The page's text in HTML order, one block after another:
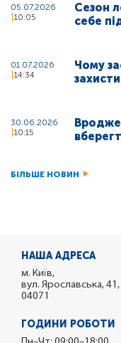
05.07.2026
10:05
Сезон
себе
01.07.2026
14:34
Чому
30.06.2026
10:15
БІЛЬШЕ НОВИН
НАША АДРЕСА
м. Київ,
вул. Ярославська, 41,
04071
ГОДИНИ РОБОТИ